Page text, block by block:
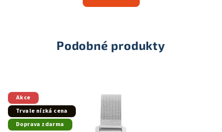
hvězdiček.
Podobné produkty
Akce
Trvale nízká cena
Doprava zdarma